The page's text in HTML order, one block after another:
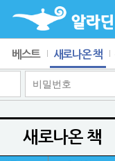
베스트 새로나온 책
새로나온 책